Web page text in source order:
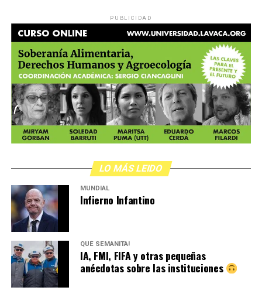
PUBLICIDAD
LO MÁS LEIDO
MUNDIAL
Infierno Infantino
QUÉ SEMANITA!
IA, FMI, FIFA y otras pequeñas
anécdotas sobre las instituciones